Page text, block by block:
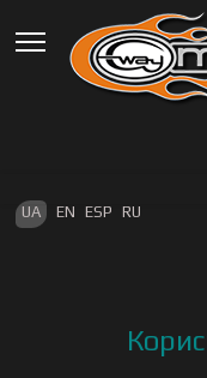
Оберіть свою мову
UA EN ESP RU